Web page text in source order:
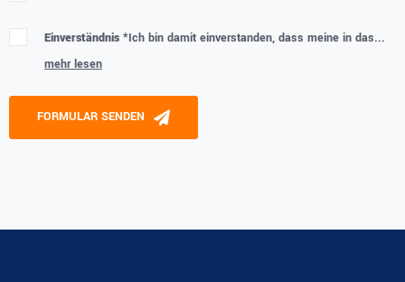
Einverständnis *Ich bin damit einverstanden, dass meine in das...
mehr lesen
Please leave this field empty.
FORMULAR SENDEN